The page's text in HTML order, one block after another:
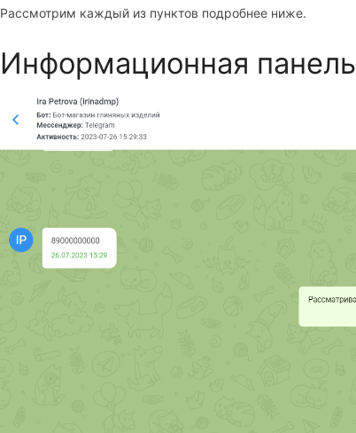
Рассмотрим каждый из пунктов подробнее ниже.
Информационная панель